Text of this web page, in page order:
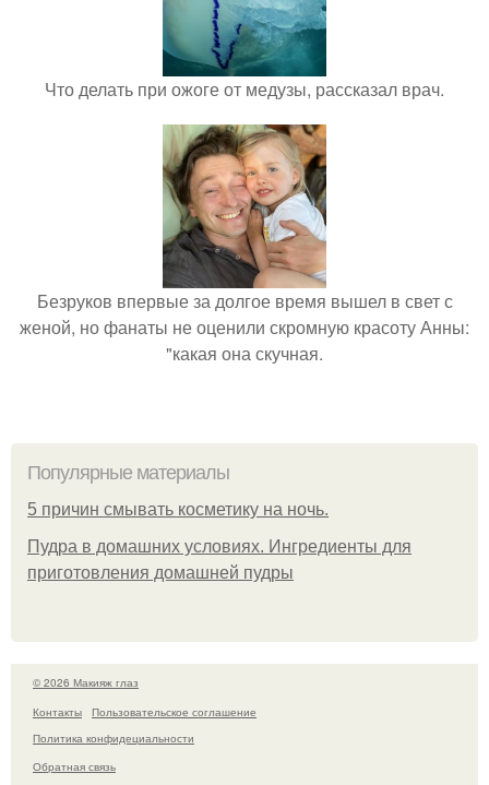
Что делать при ожоге от медузы, рассказал врач.
Безруков впервые за долгое время вышел в свет с
женой, но фанаты не оценили скромную красоту Анны:
"какая она скучная.
Популярные материалы
5 причин смывать косметику на ночь.
Пудра в домашних условиях. Ингредиенты для
приготовления домашней пудры
© 2026 Макияж глаз
Контакты
Пользовательское соглашение
Политика конфидециальности
Обратная связь